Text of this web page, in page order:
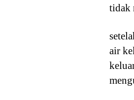
tidak
air